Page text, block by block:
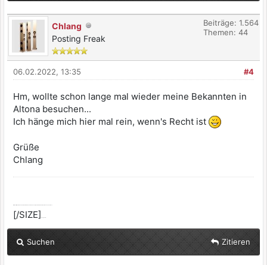
Chlang
Posting Freak
Beiträge: 1.564
Themen: 44
#4
06.02.2022, 13:35
Hm, wollte schon lange mal wieder meine Bekannten in
Altona besuchen...
Ich hänge mich hier mal rein, wenn's Recht ist
Grüße
Chlang
[/SIZE]
Suchen Zitieren